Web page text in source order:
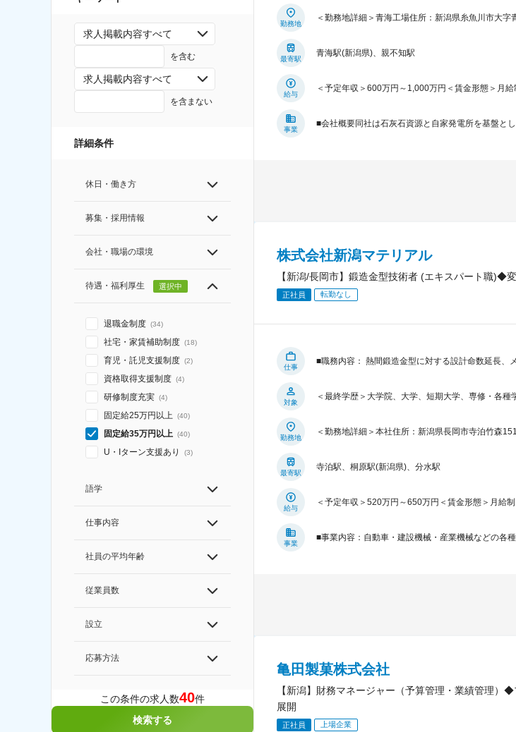
求人掲載内容すべて
を含む
求人掲載内容すべて
を含まない
詳細条件
休日・働き方
募集・採用情報
会社・職場の環境
待遇・福利厚生 選択中
退職金制度 (34)
社宅・家賃補助制度 (18)
育児・託児支援制度 (2)
資格取得支援制度 (4)
研修制度充実 (4)
固定給25万円以上 (40)
固定給35万円以上 (40)
U・Iターン支援あり (3)
語学
仕事内容
社員の平均年齢
従業員数
設立
応募方法
この条件の求人数40件
検索する
勤務地
＜勤務地詳細＞青海工場住所：新潟県糸魚川市大
最寄駅
青海駅(新潟県)、親不知駅
給与
＜予定年収＞600万円～1,000万円＜賃金形態＞月
事業
■会社概要同社は石灰石資源と自家発電所を基盤と
株式会社新潟マテリアル
【新潟/長岡市】鍛造金型技術者 (エキスパート職)◆
正社員 転勤なし
仕事
■職務内容： 熱間鍛造金型に対する設計命数延長、
対象
＜最終学歴＞大学院、大学、短期大学、専修・各
勤務地
＜勤務地詳細＞本社住所：新潟県長岡市寺泊竹森
最寄駅
寺泊駅、桐原駅(新潟県)、分水駅
給与
＜予定年収＞520万円～650万円＜賃金形態＞月給
事業
■事業内容：自動車・建設機械・産業機械などの各
亀田製菓株式会社
【新潟】財務マネージャー（予算管理・業績管理）
展開
正社員 上場企業